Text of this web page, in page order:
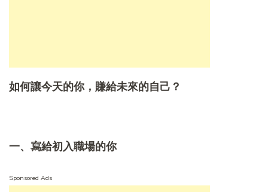
如何讓今天的你，賺給未來的自己？
一、寫給初入職場的你
Sponsored Ads